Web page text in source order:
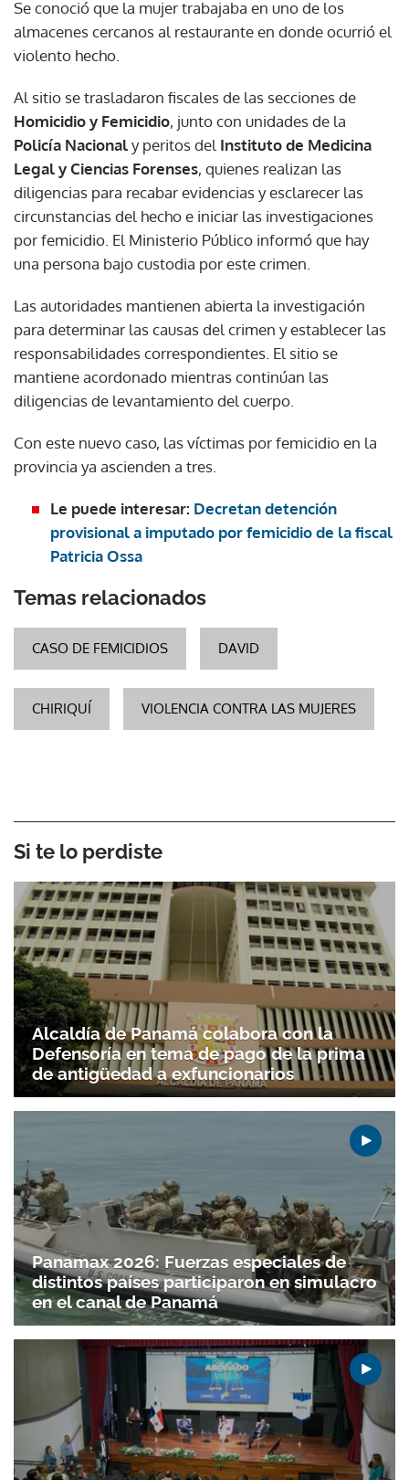
Se conoció que la mujer trabajaba en uno de los
almacenes cercanos al restaurante en donde ocurrió el
violento hecho.
Al sitio se trasladaron fiscales de las secciones de
Homicidio y Femicidio, junto con unidades de la
Policía Nacionaly peritos del Instituto de Medicina
Legal y Ciencias Forenses, quienes realizan las
diligencias para recabar evidencias y esclarecer las
circunstancias del hecho e iniciar las investigaciones
por femicidio. El Ministerio Público informó que hay
una persona bajo custodia por este crimen.
Las autoridades mantienen abierta la investigación
para determinar las causas del crimen y establecer las
responsabilidades correspondientes. El sitio se
mantiene acordonado mientras continúan las
diligencias de levantamiento del cuerpo.
Con este nuevo caso, las víctimas por femicidio en la
provincia ya ascienden a tres.
Le puede interesar: Decretan detención
provisional a imputado por femicidio de la fiscal
Patricia Ossa
Temas relacionados
CASO DE FEMICIDIOS DAVID
CHIRIQUÍ VIOLENCIA CONTRA LAS MUJERES
Si te lo perdiste
Alcaldía de Panamá colabora con la
Defensoría en tema de pago de la prima
de antigüedad a exfuncionarios
Panamax 2026: Fuerzas especiales de
distintos países participaron en simulacro
en el canal de Panamá